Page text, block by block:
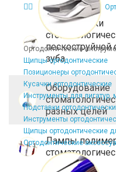
Ортодонтические
Щипцы ортодонтические
Позиционеры
Кусачки ортодонтические
Инструменты для лигатур,
Подставки
Инструменты
Щипцы ортодонтические
Ортодонтические
Наконечники
пескоструйной
зуба
Оборудование
разных целей
Лампы